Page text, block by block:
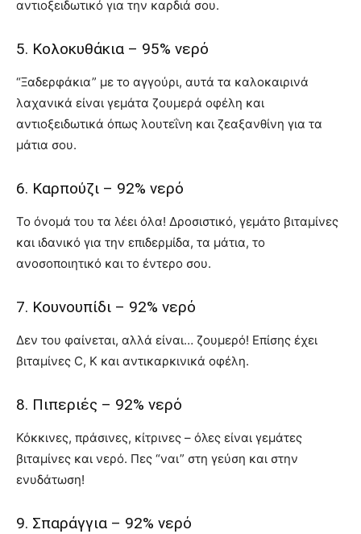
αντιοξειδωτικό για την καρδιά σου.
5. Κολοκυθάκια – 95% νερό
“Ξαδερφάκια” με το αγγούρι, αυτά τα καλοκαιρινά
λαχανικά είναι γεμάτα ζουμερά οφέλη και
αντιοξειδωτικά όπως λουτεΐνη και ζεαξανθίνη για τα
μάτια σου.
6. Καρπούζι – 92% νερό
Το όνομά του τα λέει όλα! Δροσιστικό, γεμάτο βιταμίνες
και ιδανικό για την επιδερμίδα, τα μάτια, το
ανοσοποιητικό και το έντερο σου.
7. Κουνουπίδι – 92% νερό
Δεν του φαίνεται, αλλά είναι… ζουμερό! Επίσης έχει
βιταμίνες C, K και αντικαρκινικά οφέλη.
8. Πιπεριές – 92% νερό
Κόκκινες, πράσινες, κίτρινες – όλες είναι γεμάτες
βιταμίνες και νερό. Πες “ναι” στη γεύση και στην
ενυδάτωση!
9. Σπαράγγια – 92% νερό